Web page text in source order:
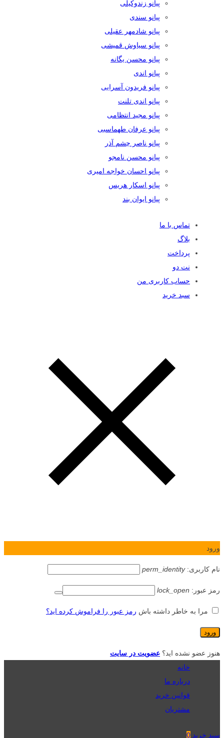
پیانو زندوکیلی
پیانو سندی
پیانو شادمهر عقیلی
پیانو سیاوش قمیشی
پیانو محسن یگانه
پیانو اندی
پیانو فریدون آسرایی
پیانو اندی تلنت
پیانو مجید انتظامی
پیانو عرفان طهماسبی
پیانو ناصر چشم آذر
پیانو محسن نامجو
پیانو احسان خواجه امیری
پیانو اسکار هریس
پیانو ایوان بند
تماس با ما
بلاگ
پرداخت
نت دو
حساب کاربری من
سبد خرید
ورود
نام کاربری:perm_identity
رمز عبور: lock_open
مرا به خاطر داشته باش رمز عبور را فراموش کرده اید؟
هنوز عضو نشده اید؟ عضویت در سایت
خانه
درباره ما
قوانین خرید
مشتریان
سبد خرید 0